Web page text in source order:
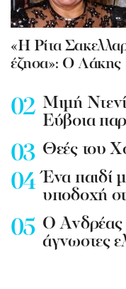
«Η Ρίτα
έζησα»: Ο Λάκης
Mιμή
Εύβοια
Θεές του
Ένα παιδί
υποδοχή
Ο
άγνωστες